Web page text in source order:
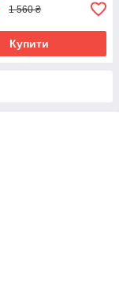
1 560 ₴
Купити